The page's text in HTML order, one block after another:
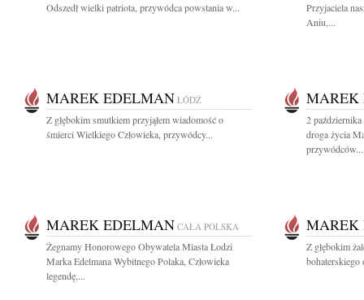
Odszedł wielki patriota, przywódca powstania w...
Przyjaciela
Aniu,...
MAREK EDELMAN ŁÓDŹ
Z głębokim smutkiem przyjąłem wiadomość o
śmierci Wielkiego Człowieka, przywódcy...
MAREK
2 października
droga życia
przywódców...
MAREK EDELMAN CAŁA POLSKA
Żegnamy Honorowego Obywatela Miasta Łodzi
Marka Edelmana Wybitnego Polaka, Człowieka
legendę,...
MAREK
Z głębokim
bohaterskiego